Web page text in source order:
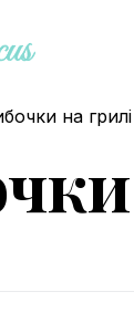
на грилі